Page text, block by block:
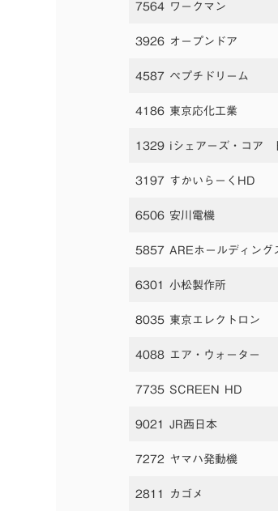
7564 ワークマン
3926 オープンドア
4587 ペプチドリーム
4186 東京応化工業
1329 iシェアーズ・コア
3197 すかいらーくHD
6506 安川電機
5857 AREホールディング
6301 小松製作所
8035 東京エレクトロン
4088 エア・ウォーター
7735 SCREEN HD
9021 JR西日本
7272 ヤマハ発動機
2811 カゴメ